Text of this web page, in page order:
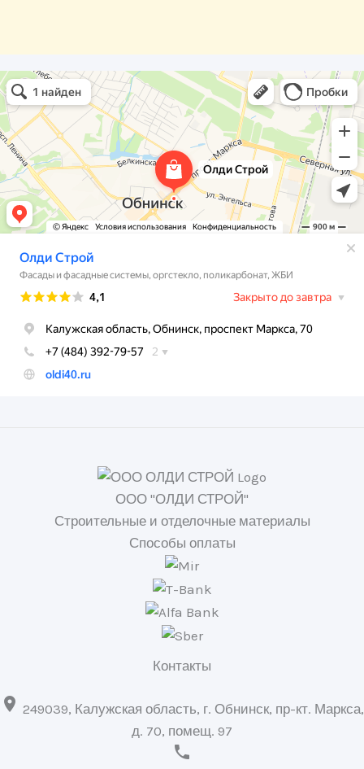
Олди Строй
Фасады и фасадные системы в Обнинске
Оргстекло, поликарбонат в Обнинске
ООО "ОЛДИ СТРОЙ"
Строительные и отделочные материалы
Способы оплаты
Контакты
 249039, Калужская область, г. Обнинск, пр-кт. Маркса,
д. 70, помещ. 97
